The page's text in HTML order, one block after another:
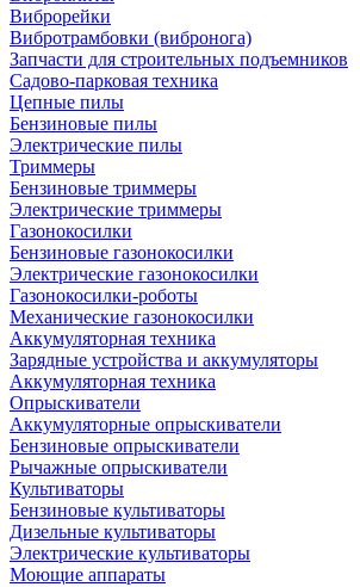
Виброрейки
Вибротрамбовки (вибронога)
Запчасти для строительных подъемников
Садово-парковая техника
Цепные пилы
Бензиновые пилы
Электрические пилы
Триммеры
Бензиновые триммеры
Электрические триммеры
Газонокосилки
Бензиновые газонокосилки
Электрические газонокосилки
Газонокосилки-роботы
Механические газонокосилки
Аккумуляторная техника
Зарядные устройства и аккумуляторы
Аккумуляторная техника
Опрыскиватели
Аккумуляторные опрыскиватели
Бензиновые опрыскиватели
Рычажные опрыскиватели
Культиваторы
Бензиновые культиваторы
Дизельные культиваторы
Электрические культиваторы
Моющие аппараты